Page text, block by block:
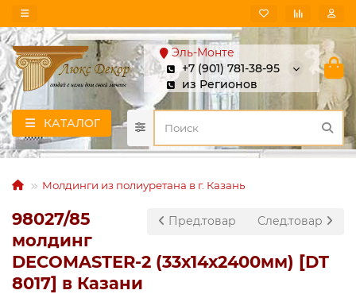
Эль-Монте
+7 (901) 781-38-95
из Регионов
КАТАЛОГ
Молдинги из полиуретана в г. Казань
Пред.товар След.товар
98027/85
молдинг
DECOMASTER-2 (33х14х2400мм) [DT
8017] в Казани